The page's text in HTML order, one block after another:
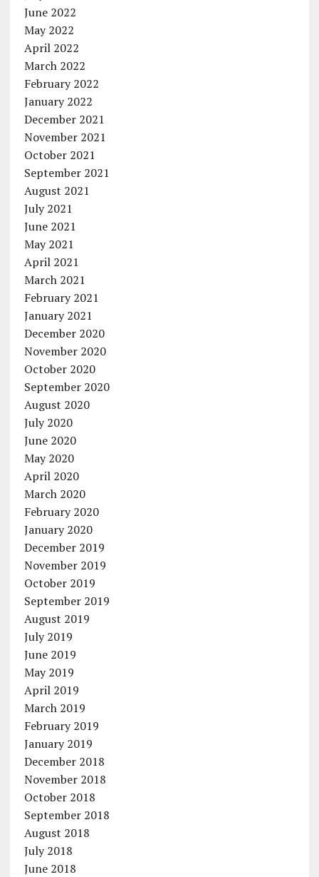
June 2022
May 2022
April 2022
March 2022
February 2022
January 2022
December 2021
November 2021
October 2021
September 2021
August 2021
July 2021
June 2021
May 2021
April 2021
March 2021
February 2021
January 2021
December 2020
November 2020
October 2020
September 2020
August 2020
July 2020
June 2020
May 2020
April 2020
March 2020
February 2020
January 2020
December 2019
November 2019
October 2019
September 2019
August 2019
July 2019
June 2019
May 2019
April 2019
March 2019
February 2019
January 2019
December 2018
November 2018
October 2018
September 2018
August 2018
July 2018
June 2018